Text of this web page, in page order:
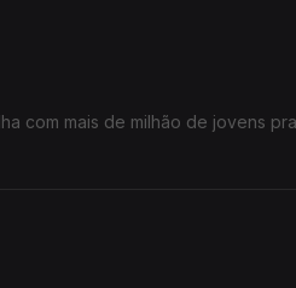
com mais de milhão de jovens